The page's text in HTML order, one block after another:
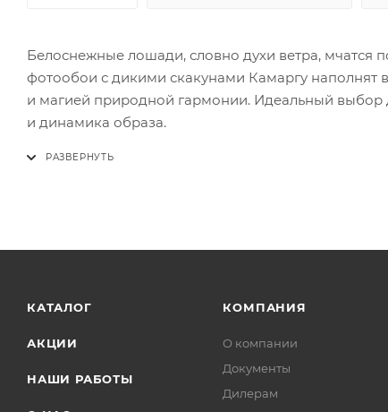
Белоснежные лошади, словно духи ветра, мчатся
фотообои с дикими скакунами Камаргу наполнят
и магией природной гармонии. Идеальный выбор
и динамика образа.
КАТАЛОГ
АКЦИИ
НАШИ РАБОТЫ
КОМПАНИЯ
О компании
Документы
Дилерам